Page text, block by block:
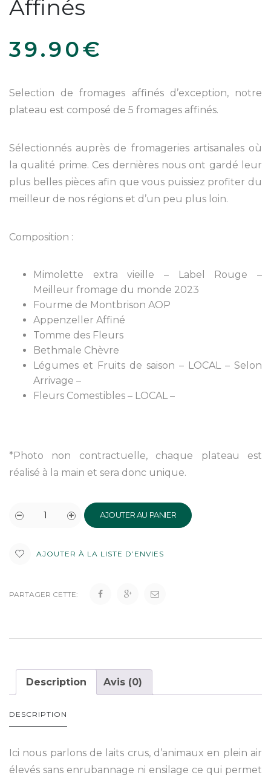
Affinés
39.90€
Selection de fromages affinés d’exception, notre
plateau est composé de 5 fromages affinés.
Sélectionnés auprès de fromageries artisanales où
la qualité prime. Ces dernières nous ont gardé leur
plus belles pièces afin que vous puissiez profiter du
meilleur de nos régions et d’un peu plus loin.
Composition :
Mimolette extra vieille – Label Rouge –
Meilleur fromage du monde 2023
Fourme de Montbrison AOP
Appenzeller Affiné
Tomme des Fleurs
Bethmale Chèvre
Légumes et Fruits de saison – LOCAL – Selon
Arrivage –
Fleurs Comestibles – LOCAL –
*Photo non contractuelle, chaque plateau est
réalisé à la main et sera donc unique.
AJOUTER AU PANIER
AJOUTER À LA LISTE D’ENVIES
PARTAGER CETTE:
Description Avis (0)
DESCRIPTION
Ici nous parlons de laits crus, d’animaux en plein air
élevés sans enrubannage ni ensilage ce qui permet